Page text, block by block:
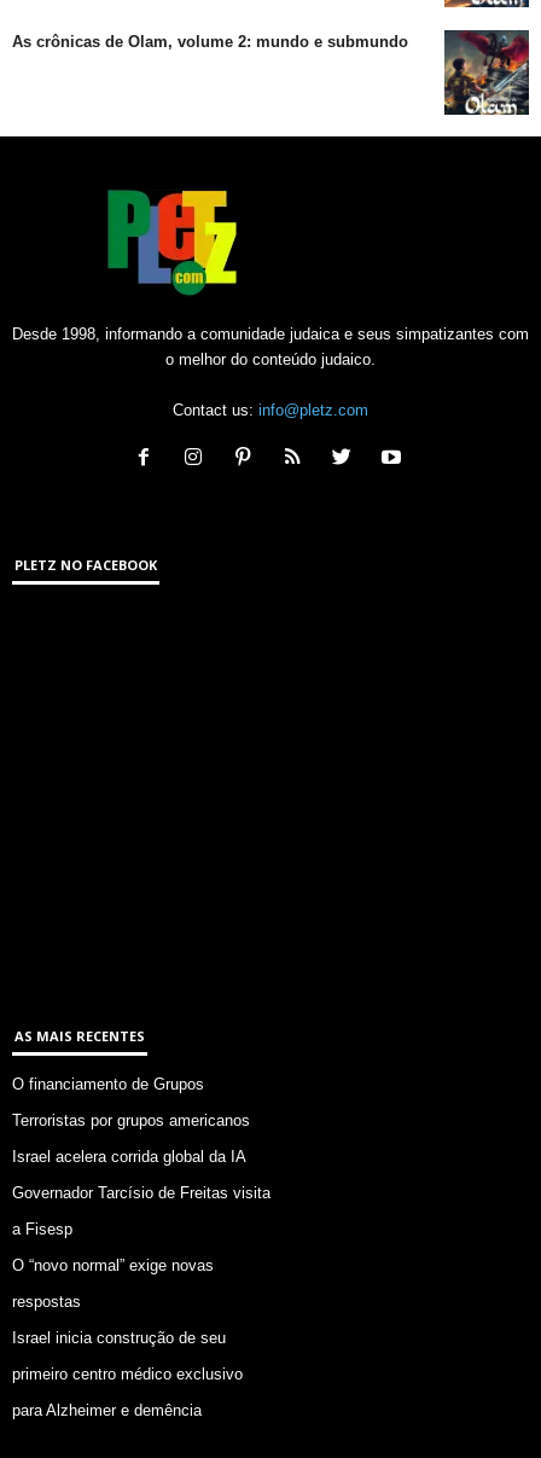
As crônicas de Olam, volume 2: mundo e submundo
Desde 1998, informando a comunidade judaica e seus simpatizantes com
o melhor do conteúdo judaico.
Contact us: info@pletz.com
PLETZ NO FACEBOOK
AS MAIS RECENTES
O financiamento de Grupos
Terroristas por grupos americanos
Israel acelera corrida global da IA
Governador Tarcísio de Freitas visita
a Fisesp
O “novo normal” exige novas
respostas
Israel inicia construção de seu
primeiro centro médico exclusivo
para Alzheimer e demência